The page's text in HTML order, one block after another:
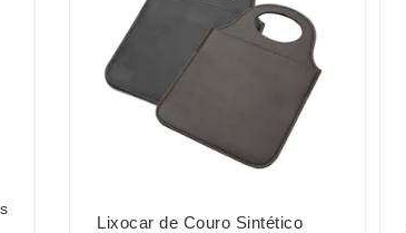
Lixocar de Couro Sintético